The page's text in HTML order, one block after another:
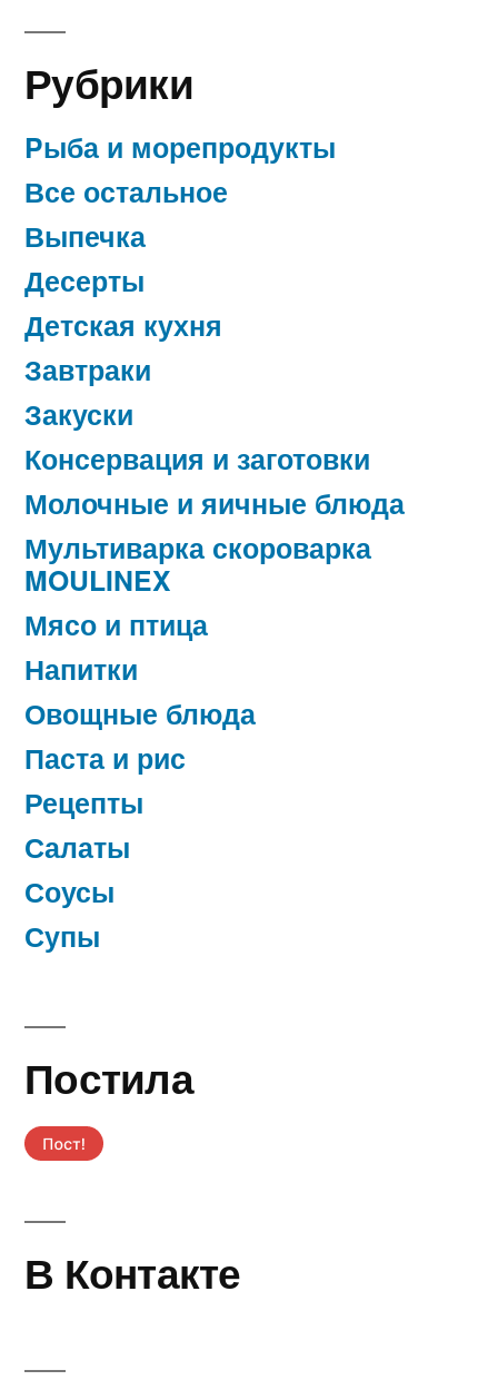
Рубрики
Pыба и морепродукты
Все остальное
Выпечка
Десерты
Детская кухня
Завтраки
Закуски
Консервация и заготовки
Молочные и яичные блюда
Мультиварка скороварка
MOULINEX
Мясо и птица
Напитки
Овощные блюда
Паста и рис
Рецепты
Салаты
Соусы
Супы
Постила
В Контакте